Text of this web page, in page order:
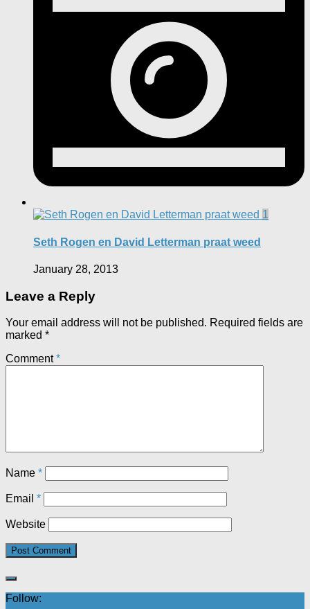
1
Seth Rogen en David Letterman praat weed
January 28, 2013
Leave a Reply
Your email address will not be published. Required fields are
marked *
Comment*
Name *
Email *
Website
Follow: